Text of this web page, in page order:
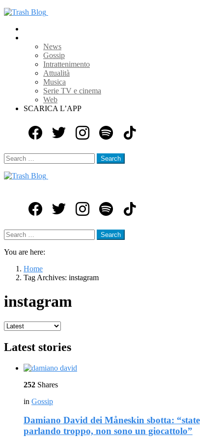
News
Gossip
Intrattenimento
Attualità
Musica
Serie TV e cinema
Web
SCARICA L’APP
Search
for:
Search
Search
for:
Search
You are here:
Home
Tag Archives: instagram
instagram
Latest stories
252 Shares
in Gossip
Damiano David dei Måneskin sbotta: “state
parlando troppo, non sono un giocattolo”